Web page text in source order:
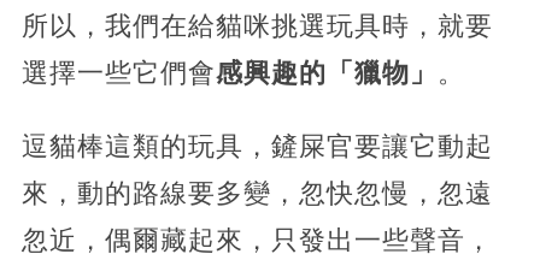
所以，我們在給貓咪挑選玩具時，就要
選擇一些它們會感興趣的「獵物」 。
逗貓棒這類的玩具，鏟屎官要讓它動起
來，動的路線要多變，忽快忽慢，忽遠
忽近，偶爾藏起來，只發出一些聲音，